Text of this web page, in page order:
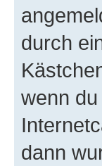
durch
wenn
dann